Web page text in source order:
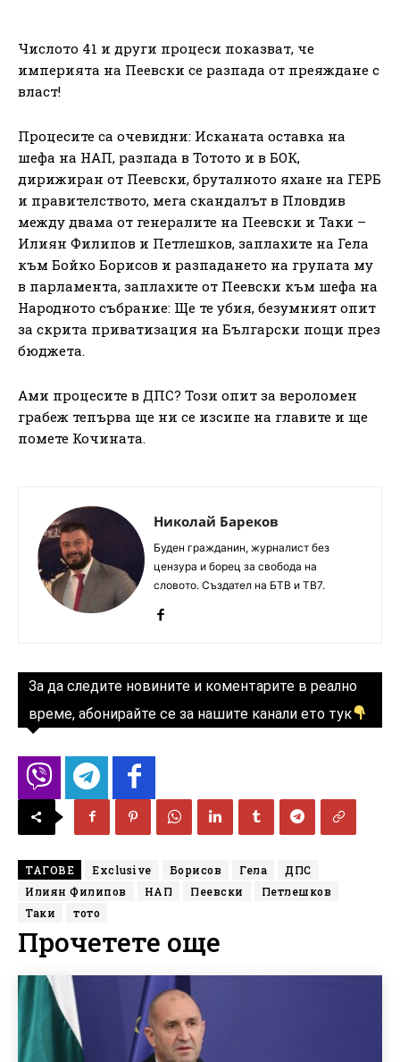
Числото 41 и други процеси показват, че
империята на Пеевски се разпада от преяждане с
власт!
Процесите са очевидни: Исканата оставка на
шефа на НАП, разпада в Тотото и в БОК,
дирижиран от Пеевски, бруталното яхане на ГЕРБ
и правителството, мега скандалът в Пловдив
между двама от генералите на Пеевски и Таки –
Илиян Филипов и Петлешков, заплахите на Гела
към Бойко Борисов и разпадането на групата му
в парламента, заплахите от Пеевски към шефа на
Народното събрание: Ще те убия, безумният опит
за скрита приватизация на Български пощи през
бюджета.
Ами процесите в ДПС? Този опит за вероломен
грабеж тепърва ще ни се изсипе на главите и ще
помете Кочината.
Николай Бареков
Буден гражданин, журналист без
цензура и борец за свобода на
словото. Създател на БТВ и ТВ7.
За да следите новините и коментарите в реално
време, абонирайте се за нашите канали ето тук
ТАГОВЕ Exclusive Борисов Гела
ДПС
Илиян Филипов
НАП Пеевски
Петлешков
Таки
тото
Прочетете още